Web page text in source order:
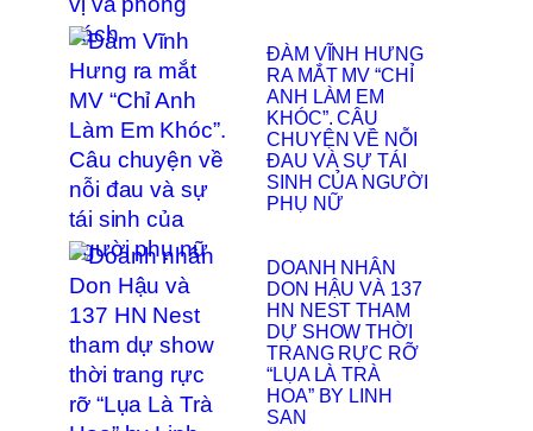
ĐÀM VĨNH HƯNG
RA MẮT MV “CHỈ
ANH LÀM EM
KHÓC”. CÂU
CHUYỆN VỀ NỖI
ĐAU VÀ SỰ TÁI
SINH CỦA NGƯỜI
PHỤ NỮ
DOANH NHÂN
DON HẬU VÀ 137
HN NEST THAM
DỰ SHOW THỜI
TRANG RỰC RỠ
“LỤA LÀ TRÀ
HOA” BY LINH
SAN